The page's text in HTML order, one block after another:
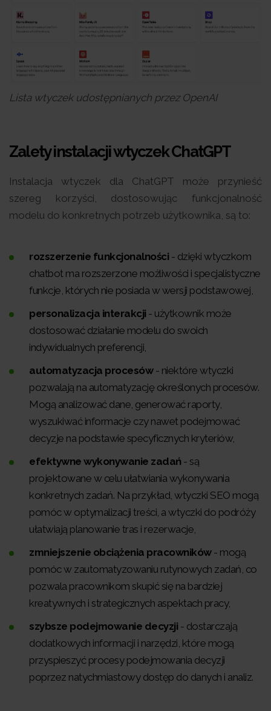
Lista wtyczek udostępnianych przez OpenAI
Zalety instalacji wtyczek ChatGPT
Instalacja wtyczek dla ChatGPT może przynieść
szereg korzyści, dostosowując funkcjonalność
modelu do konkretnych potrzeb użytkownika, są to:
rozszerzenie funkcjonalności - dzięki wtyczkom
chatbot ma rozszerzone możliwości i specjalistyczne
funkcje, których nie posiada w wersji podstawowej,
personalizacja interakcji - użytkownik może
dostosować działanie modelu do swoich
indywidualnych preferencji,
automatyzacja procesów- niektóre wtyczki
pozwalają na automatyzację określonych procesów.
Mogą analizować dane, generować raporty,
wyszukiwać informacje czy nawet podejmować
decyzje na podstawie specyficznych kryteriów,
efektywne wykonywanie zadań - są
projektowane w celu ułatwiania wykonywania
konkretnych zadań. Na przykład, wtyczki SEO mogą
pomóc w optymalizacji treści, a wtyczki do podróży
ułatwiają planowanie tras i rezerwacje,
zmniejszenie obciążenia pracowników- mogą
pomóc w zautomatyzowaniu rutynowych zadań, co
pozwala pracownikom skupić się na bardziej
kreatywnych i strategicznych aspektach pracy,
szybsze podejmowanie decyzji - dostarczają
dodatkowych informacji i narzędzi, które mogą
przyspieszyć procesy podejmowania decyzji
poprzez natychmiastowy dostęp do danych i analiz.